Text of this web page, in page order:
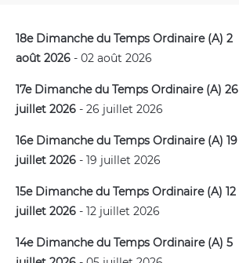
18e Dimanche du Temps Ordinaire (A) 2
août 2026 - 02 août 2026
17e Dimanche du Temps Ordinaire (A) 26
juillet 2026 - 26 juillet 2026
16e Dimanche du Temps Ordinaire (A) 19
juillet 2026 - 19 juillet 2026
15e Dimanche du Temps Ordinaire (A) 12
juillet 2026 - 12 juillet 2026
14e Dimanche du Temps Ordinaire (A) 5